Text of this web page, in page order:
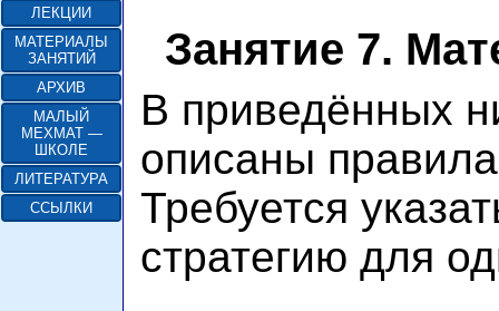
ЛЕКЦИИ
МАТЕРИАЛЫ
ЗАНЯТИЙ
АРХИВ
МАЛЫЙ
МЕХМАТ —
ШКОЛЕ
ЛИТЕРАТУРА
ССЫЛКИ
Занятие 7.
В приведённых
описаны
Требуется
стратегию для